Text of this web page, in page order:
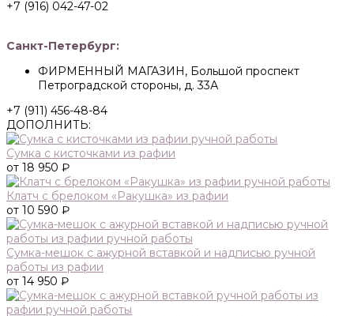
+7 (916) 042-47-02
Санкт-Петербург:
ФИРМЕННЫЙ МАГАЗИН, Большой проспект
Петроградской стороны, д. 33А
+7 (911) 456-48-84
ДОПОЛНИТЬ:
Сумка с кисточками из рафии
от 18 950 ₽
Клатч с брелоком «Ракушка» из рафии
от 10 590 ₽
Сумка-мешок с ажурной вставкой и надписью ручной
работы из рафии
от 14 950 ₽